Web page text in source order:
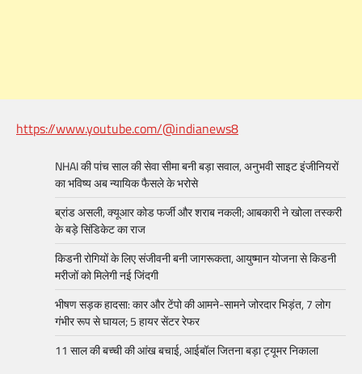
https://www.youtube.com/@indianews8
NHAI की पांच साल की सेवा सीमा बनी बड़ा सवाल, अनुभवी साइट इंजीनियरों
का भविष्य अब न्यायिक फैसले के भरोसे
ब्रांड असली, क्यूआर कोड फर्जी और शराब नकली; आबकारी ने खोला तस्करी
के बड़े सिंडिकेट का राज
किडनी रोगियों के लिए संजीवनी बनी जागरूकता, आयुष्मान योजना से किडनी
मरीजों को मिलेगी नई जिंदगी
भीषण सड़क हादसा: कार और टेंपो की आमने-सामने जोरदार भिड़ंत, 7 लोग
गंभीर रूप से घायल; 5 हायर सेंटर रेफर​
11 साल की बच्ची की आंख बचाई, आईबॉल जितना बड़ा ट्यूमर निकाला